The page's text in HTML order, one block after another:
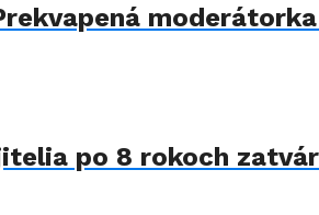
po 8 rokoch